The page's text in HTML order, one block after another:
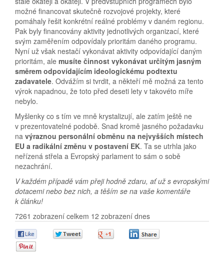
možné financovat skutečně rozvojové projekty, které
pomáhaly řešit konkrétní reálné problémy v daném regionu.
Pak byly financovány aktivity jednotlivých organizací, které
svým zaměřením odpovídaly prioritám daného programu.
Nyní už však nestačí vykonávat aktivity odpovídající daným
prioritám, ale musíte činnost vykonávat určitým jasným
směrem odpovídajícím ideologickému podtextu
zadavatele. Odvážím si tvrdit, a někteří mě možná za tento
výrok napadnou, že toto před deseti lety v takovéto míře
nebylo.
Myšlenky co s tím ve mně krystalizují, ale zatím ještě ne
v prezentovatelné podobě. Snad kromě jasného požadavku
na výraznou personální obměnu na nejvyšších místech
EU a radikální změnu v postavení EK. Ta se utrhla jako
neřízená střela a Evropský parlament to sám o sobě
nezachrání.
V každém případě vám přeji hodně zdaru, ať už s evropskými
dotacemi nebo bez nich, a těším se na vaše komentáře
k článku!
7261 zobrazení celkem 12 zobrazení dnes